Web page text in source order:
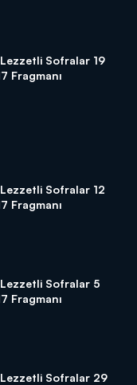
Sofralar 19
Fragmanı
Sofralar 12
Fragmanı
Sofralar 5
Fragmanı
Sofralar 29